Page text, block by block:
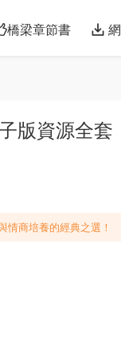
橋梁章節書
版資源全套
商培養的經典之選！